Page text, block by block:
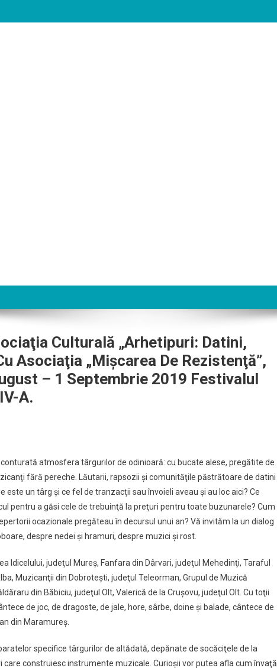
Culturală „Arhetipuri: Datini,
Asociaţia „Mişcarea De Rezistenţă”,
– 1 Septembrie 2019 Festivalul
A.
atmosfera târgurilor de odinioară: cu bucate alese, pregătite de
fără pereche. Lăutarii, rapsozii şi comunităţile păstrătoare de datini
un târg şi ce fel de tranzacţii sau învoieli aveau şi au loc aici? Ce
pentru a găsi cele de trebuinţă la preţuri pentru toate buzunarele? Cum
ocazionale pregăteau în decursul unui an? Vă invităm la un dialog
despre nedei şi hramuri, despre muzici şi rost.
Idicelului, judeţul Mureş, Fanfara din Dârvari, judeţul Mehedinţi, Taraful
Muzicanţii din Dobroteşti, judeţul Teleorman, Grupul de Muzică
din Băbiciu, judeţul Olt, Valerică de la Cruşovu, judeţul Olt. Cu toţii
de joc, de dragoste, de jale, hore, sârbe, doine şi balade, cântece de
din Maramureş.
specifice târgurilor de altădată, depănate de socăciţele de la
construiesc instrumente muzicale. Curioşii vor putea afla cum învaţă